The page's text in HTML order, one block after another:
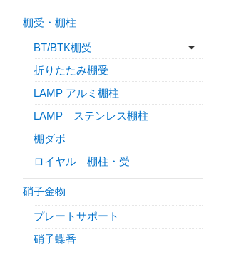
棚受・棚柱
BT/BTK棚受
折りたたみ棚受
LAMP アルミ棚柱
LAMP ステンレス棚柱
棚ダボ
ロイヤル 棚柱・受
硝子金物
プレートサポート
硝子蝶番